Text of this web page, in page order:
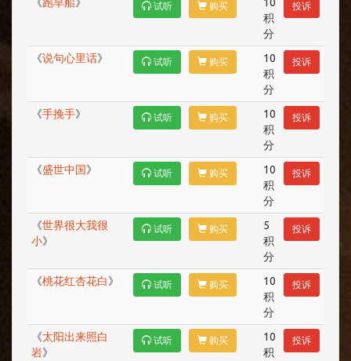
试听 购买
积
分
投诉
《说句心里话》 试听 购买
10
积
分
投诉
《手挽手》 试听 购买
10
积
分
投诉
《盛世中国》 试听 购买
10
积
分
投诉
《世界很大我很
小》
试听 购买
5
积
分
投诉
《桃花红杏花白》 试听 购买
10
积
分
投诉
《太阳出来照白
岩》
试听 购买
10
积
投诉